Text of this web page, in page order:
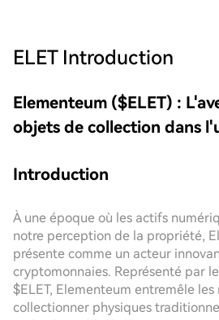
ELET Introduction
Elementeum ($ELET) :
objets de collection dans
Introduction
À une époque où les actifs
notre perception de la propriété,
présente comme un acteur
cryptomonnaies. Représenté par
$ELET, Elementeum entremêle
collectionner physiques